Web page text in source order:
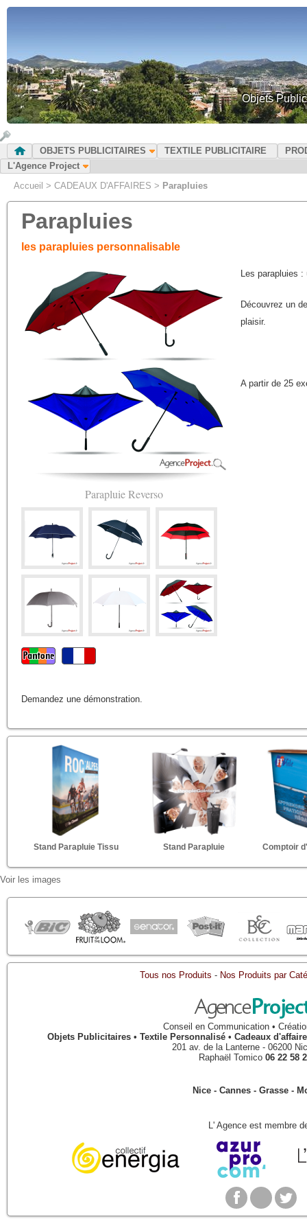
Objets
OBJETS PUBLICITAIRES TEXTILE PUBLICITAIRE
L'Agence Project
Accueil > CADEAUX D'AFFAIRES > Parapluies
Parapluies
les parapluies personnalisable
Parapluie Reverso
Les parapluies
Découvrez un
plaisir.
A partir de 25
Demandez une démonstration.
Stand Parapluie Tissu Stand Parapluie Comptoir
Voir les images
Tous nos Produits - Nos Produits par
Conseil en Communication •
Objets Publicitaires • Textile Personnalisé • Cadeaux
201 av. de la Lanterne - 06200
Raphaël Tomico 06 22 58
Nice - Cannes - Grasse -
L' Agence est membre